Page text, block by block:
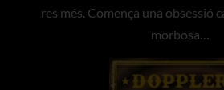
res més. Comença una obsessió
morbosa…